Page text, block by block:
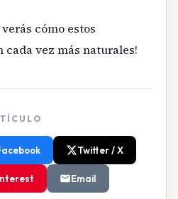
cómo estos
cada vez más naturales!
Twitter / X
Email